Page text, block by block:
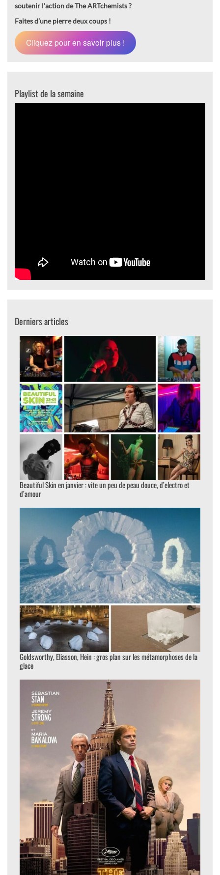
soutenir l’action de The ARTchemists ?
Faites d’une pierre deux coups !
Cliquez pour en savoir plus !
Playlist de la semaine
Derniers articles
Beautiful Skin en janvier : vite un peu de peau douce, d’electro et
d’amour
Goldsworthy, Eliasson, Hein : gros plan sur les métamorphoses de la
glace